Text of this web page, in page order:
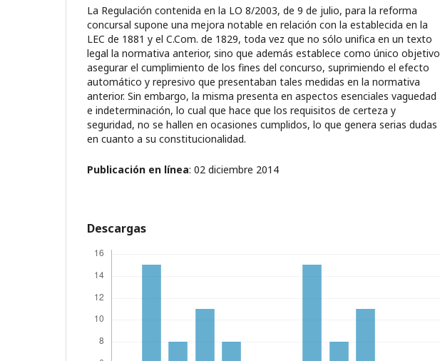
La Regulación contenida en la LO 8/2003, de 9 de julio, para la reforma
concursal supone una mejora notable en relación con la establecida en la
LEC de 1881 y el C.Com. de 1829, toda vez que no sólo unifica en un texto
legal la normativa anterior, sino que además establece como único objetivo
asegurar el cumplimiento de los fines del concurso, suprimiendo el efecto
automático y represivo que presentaban tales medidas en la normativa
anterior. Sin embargo, la misma presenta en aspectos esenciales vaguedad
e indeterminación, lo cual que hace que los requisitos de certeza y
seguridad, no se hallen en ocasiones cumplidos, lo que genera serias dudas
en cuanto a su constitucionalidad.
Publicación en línea: 02 diciembre 2014
Descargas